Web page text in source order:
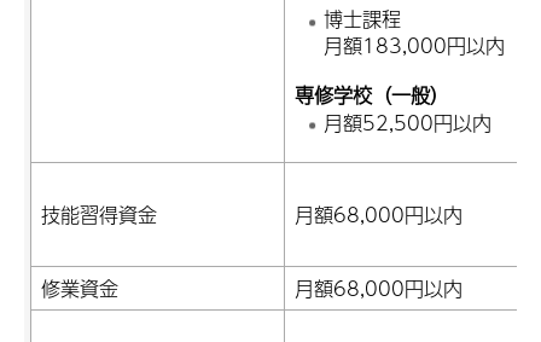
博士課程
月額183,000円以内
専修学校（一般）
月額52,500円以内
技能習得資金 月額68,000円以内
修業資金 月額68,000円以内